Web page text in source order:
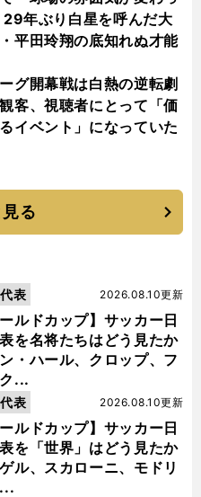
29年ぶり白星を呼んだ大
平田玲翔の底知れぬ才能
グ開幕戦は白熱の逆転劇
客、視聴者にとって「価
イベント」になっていた
る
ールドカップ】サッカー日
を名将たちはどう見たか
・ハール、クロップ、フ
...
2026.08.10更新
表
ールドカップ】サッカー日
を「世界」はどう見たか
ル、スカローニ、モドリ
2026.08.10更新
表